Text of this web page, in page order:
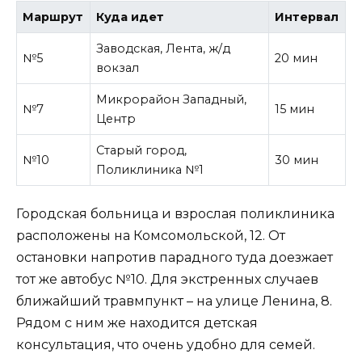
Маршрут Куда идет Интервал
№5
Заводская, Лента, ж/д
вокзал
20 мин
№7
Микрорайон Западный,
Центр
15 мин
№10
Старый город,
Поликлиника №1
30 мин
Городская больница и взрослая поликлиника
расположены на Комсомольской, 12. От
остановки напротив парадного туда доезжает
тот же автобус №10. Для экстренных случаев
ближайший травмпункт – на улице Ленина, 8.
Рядом с ним же находится детская
консультация, что очень удобно для семей.